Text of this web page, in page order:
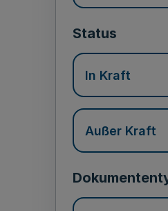
Status
In Kraft
Außer Kraft